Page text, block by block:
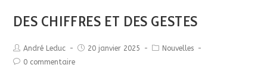
DES CHIFFRES ET DES GESTES
André Leduc 20 janvier 2025
Nouvelles
0 commentaire